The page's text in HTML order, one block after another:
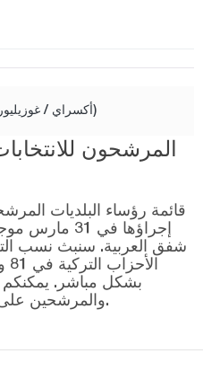
(أكسراي / غوزيليورت)
قائمة رؤساء البلديات
إجراؤها في
شفق العربية. سنبث نسب
بشكل مباشر.
والمرشحين على صفحة نتائج الانتخابات 2024.